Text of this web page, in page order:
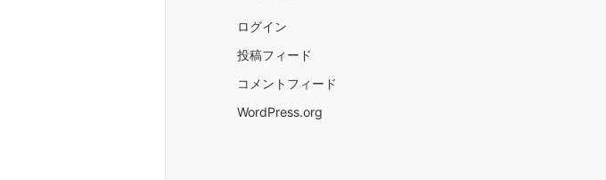
ログイン
投稿フィード
コメントフィード
WordPress.org